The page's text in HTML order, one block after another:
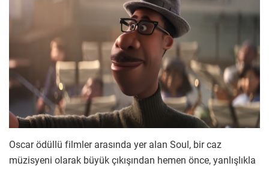
Oscar ödüllü filmler arasında yer alan Soul, bir caz
müzisyeni olarak büyük çıkışından hemen önce, yanlışlıkla